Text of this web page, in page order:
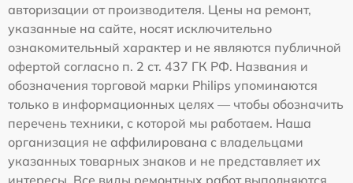
авторизации от производителя. Цены на ремонт,
указанные на сайте, носят исключительно
ознакомительный характер и не являются публичной
офертой согласно п. 2 ст. 437 ГК РФ. Названия и
обозначения торговой марки Philips упоминаются
только в информационных целях — чтобы обозначить
перечень техники, с которой мы работаем. Наша
организация не аффилирована с владельцами
указанных товарных знаков и не представляет их
интересы. Все виды ремонтных работ выполняются